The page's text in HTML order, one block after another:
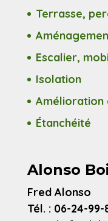
Terrasse,
Escalier,
Isolation
Amélioration
Étanchéité
Alonso
Fred Alonso
Tél. : 06-24-99-